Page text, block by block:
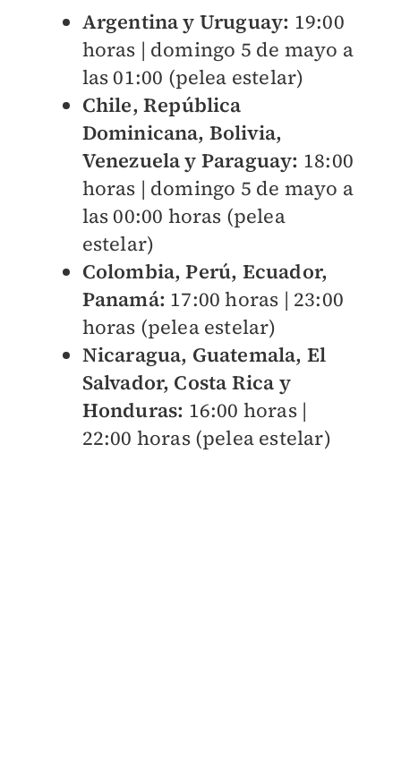
Argentina y Uruguay: 19:00
horas | domingo 5 de mayo a
las 01:00 (pelea estelar)
Chile, República
Dominicana, Bolivia,
Venezuela y Paraguay: 18:00
horas | domingo 5 de mayo a
las 00:00 horas (pelea
estelar)
Colombia, Perú, Ecuador,
Panamá: 17:00 horas | 23:00
horas (pelea estelar)
Nicaragua, Guatemala, El
Salvador, Costa Rica y
Honduras: 16:00 horas |
22:00 horas (pelea estelar)